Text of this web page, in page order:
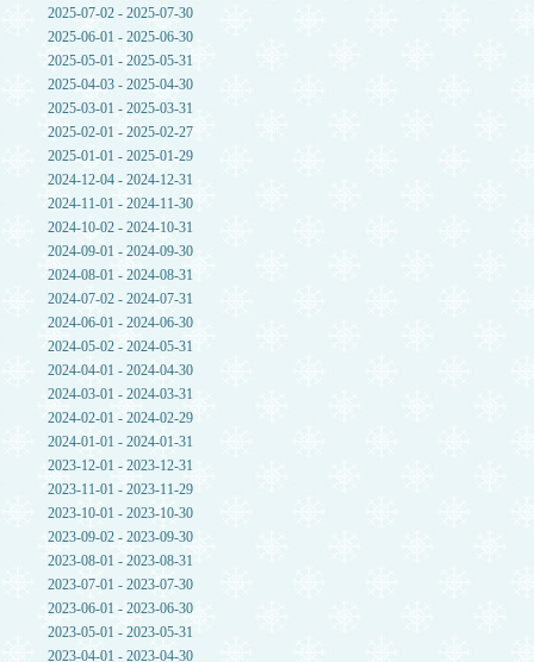
2025-07-02 - 2025-07-30
2025-06-01 - 2025-06-30
2025-05-01 - 2025-05-31
2025-04-03 - 2025-04-30
2025-03-01 - 2025-03-31
2025-02-01 - 2025-02-27
2025-01-01 - 2025-01-29
2024-12-04 - 2024-12-31
2024-11-01 - 2024-11-30
2024-10-02 - 2024-10-31
2024-09-01 - 2024-09-30
2024-08-01 - 2024-08-31
2024-07-02 - 2024-07-31
2024-06-01 - 2024-06-30
2024-05-02 - 2024-05-31
2024-04-01 - 2024-04-30
2024-03-01 - 2024-03-31
2024-02-01 - 2024-02-29
2024-01-01 - 2024-01-31
2023-12-01 - 2023-12-31
2023-11-01 - 2023-11-29
2023-10-01 - 2023-10-30
2023-09-02 - 2023-09-30
2023-08-01 - 2023-08-31
2023-07-01 - 2023-07-30
2023-06-01 - 2023-06-30
2023-05-01 - 2023-05-31
2023-04-01 - 2023-04-30